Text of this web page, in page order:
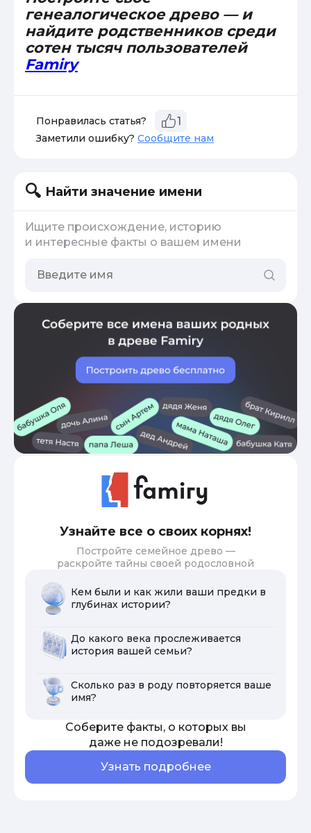
генеалогическое древо — и
найдите родственников среди
сотен тысяч пользователей
Famiry
Понравилась статья? 1
Заметили ошибку? Сообщите нам
Найти значение имени
Ищите происхождение, историю
и интересные факты о вашем имени
Узнайте все о своих корнях!
Постройте семейное древо —
раскройте тайны своей родословной
Кем были и как жили ваши предки в
глубинах истории?
До какого века прослеживается
история вашей семьи?
Сколько раз в роду повторяется ваше
имя?
Соберите факты, о которых вы
даже не подозревали!
Узнать подробнее